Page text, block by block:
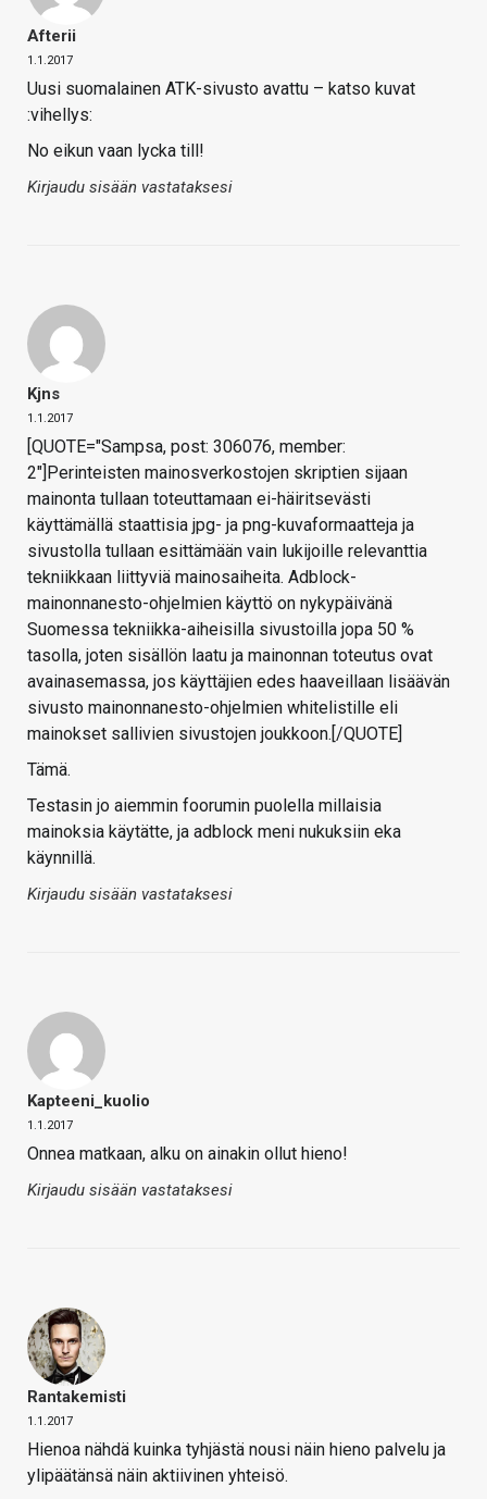
Afterii
1.1.2017
Uusi suomalainen ATK-sivusto avattu – katso kuvat
:vihellys:
No eikun vaan lycka till!
Kirjaudu sisään vastataksesi
Kjns
1.1.2017
[QUOTE="Sampsa, post: 306076, member:
2"]Perinteisten mainosverkostojen skriptien sijaan
mainonta tullaan toteuttamaan ei-häiritsevästi
käyttämällä staattisia jpg- ja png-kuvaformaatteja ja
sivustolla tullaan esittämään vain lukijoille relevanttia
tekniikkaan liittyviä mainosaiheita. Adblock-
mainonnanesto-ohjelmien käyttö on nykypäivänä
Suomessa tekniikka-aiheisilla sivustoilla jopa 50 %
tasolla, joten sisällön laatu ja mainonnan toteutus ovat
avainasemassa, jos käyttäjien edes haaveillaan lisäävän
sivusto mainonnanesto-ohjelmien whitelistille eli
mainokset sallivien sivustojen joukkoon.[/QUOTE]
Tämä.
Testasin jo aiemmin foorumin puolella millaisia
mainoksia käytätte, ja adblock meni nukuksiin eka
käynnillä.
Kirjaudu sisään vastataksesi
Kapteeni_kuolio
1.1.2017
Onnea matkaan, alku on ainakin ollut hieno!
Kirjaudu sisään vastataksesi
Rantakemisti
1.1.2017
Hienoa nähdä kuinka tyhjästä nousi näin hieno palvelu ja
ylipäätänsä näin aktiivinen yhteisö.